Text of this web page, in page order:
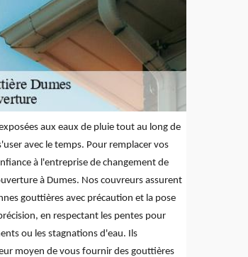
aux eaux de pluie tout au long de
avec le temps. Pour remplacer vos
à l'entreprise de changement de
à Dumes. Nos couvreurs assurent
gouttières avec précaution et la pose
en respectant les pentes pour
ou les stagnations d'eau. Ils
moyen de vous fournir des gouttières